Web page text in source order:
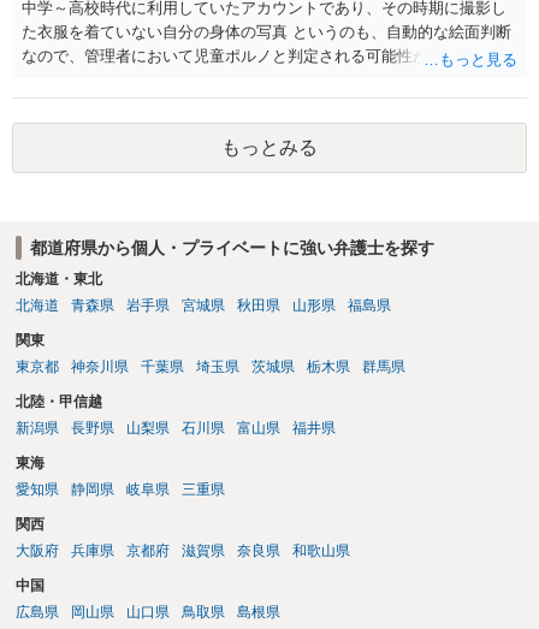
中学～高校時代に利用していたアカウントであり、その時期に撮影し
た衣服を着ていない自分の身体の写真 というのも、自動的な絵面判断
なので、管理者において児童ポルノと判定される可能性があります。
もっとみる
都道府県から個人・プライベートに強い弁護士を探す
北海道・東北
北海道
青森県 岩手県 宮城県 秋田県 山形県 福島県
関東
東京都
神奈川県 千葉県 埼玉県 茨城県 栃木県 群馬県
北陸・甲信越
新潟県
長野県 山梨県 石川県 富山県 福井県
東海
愛知県
静岡県 岐阜県 三重県
関西
大阪府
兵庫県 京都府 滋賀県 奈良県 和歌山県
中国
広島県
岡山県 山口県 鳥取県 島根県